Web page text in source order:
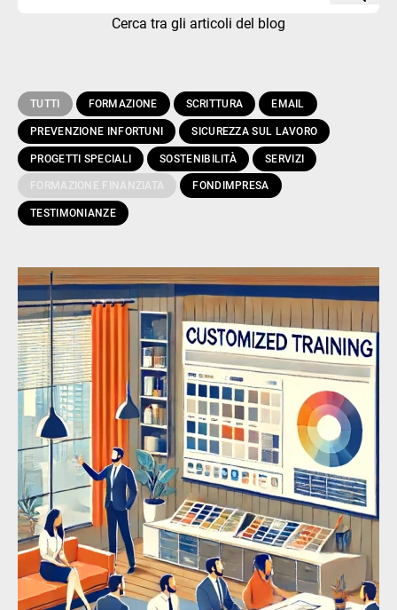
Cerca tra gli articoli del blog
TUTTI FORMAZIONE SCRITTURA EMAIL
PREVENZIONE INFORTUNI SICUREZZA SUL LAVORO
PROGETTI SPECIALI SOSTENIBILITÀ SERVIZI
FORMAZIONE FINANZIATA FONDIMPRESA
TESTIMONIANZE